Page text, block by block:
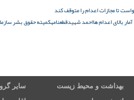
تا مجازات اعدام را متوقف کند
آمار بالای اعدام هااحمد شهیدقطعنامهکمیته حقوق بشر
بهداشت و محیط زیست سایر